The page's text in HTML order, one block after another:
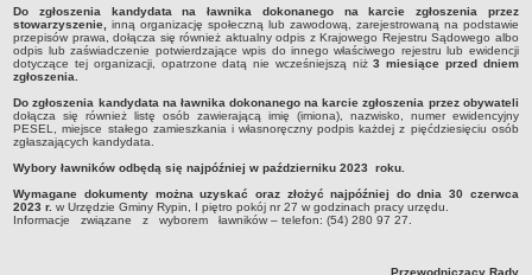
Wójt
Urząd gminy
Jednostki organizacyjne, GOPS, Instytucja kultury, OSP
Jednostki pomocnicze - sołectwa
Plan pracy komisji rewizyjnej
Sesje Rady Gminy Rypin
PRAWO LOKALNE
Statut
Do zgłoszenia kandydata na ławnika dokonanego na karcie zgłoszenia przez
stowarzyszenie, inną organizację społeczną lub zawodową, zarejestrowaną na podstawie
przepisów prawa, dołącza się również aktualny odpis z Krajowego Rejestru Sądowego albo
odpis lub zaświadczenie potwierdzające wpis do innego właściwego rejestru lub ewidencji
dotyczące tej organizacji, opatrzone datą nie wcześniejszą niż3 miesiące przed dniem
zgłoszenia.
Do zgłoszenia kandydata na ławnika dokonanego na karcie zgłoszenia przez obywateli
dołącza się również listę osób zawierającą imię (imiona), nazwisko, numer ewidencyjny
PESEL, miejsce stałego zamieszkania i własnoręczny podpis każdej z pięćdziesięciu osób
zgłaszających kandydata.
Wybory ławników odbędą się najpóźniej w październiku 2023 roku.
Wymagane dokumenty można uzyskać oraz złożyć najpóźniej do dnia 30 czerwca
2023 r.w Urzędzie Gminy Rypin, I piętro pokój nr 27 w godzinach pracy urzędu.
Informacje związane z wyborem ławników – telefon: (54) 280 97 27.
Przewodniczący Rady